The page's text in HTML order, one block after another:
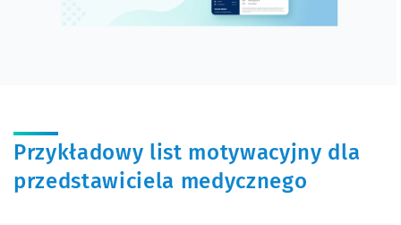
Przykładowy list motywacyjny dla
przedstawiciela medycznego